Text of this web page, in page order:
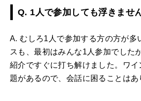
Q. 1人で参加しても浮きませ
A. むしろ1人で参加する方の方が多
スも、最初はみんな1人参加でした
紹介ですぐに打ち解けました。ワ
題があるので、会話に困ることはあ